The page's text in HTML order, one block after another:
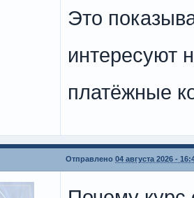
Это
интересуют
платёжные
Отправлено 04 августа 2026 -